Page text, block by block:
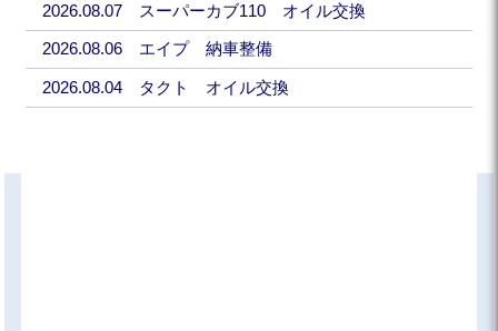
2026.08.07 スーパーカブ110 オイル交換
2026.08.06 エイプ 納車整備
2026.08.04 タクト オイル交換